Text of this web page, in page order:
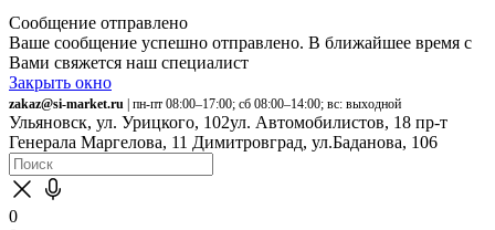
Сообщение отправлено
Ваше сообщение успешно отправлено. В ближайшее время с
Вами свяжется наш специалист
Закрыть окно
zakaz@si-market.ru | пн-пт 08:00–17:00; сб 08:00–14:00; вс: выходной
Ульяновск, ул. Урицкого, 102ул. Автомобилистов, 18 пр-т
Генерала Маргелова, 11 Димитровград, ул.Баданова, 106
0